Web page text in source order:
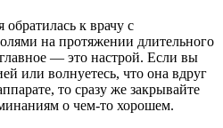
к врачу с
на протяжении длительного
— это настрой. Если вы
или волнуетесь, что она вдруг
то сразу же закрывайте
о чем-то хорошем.